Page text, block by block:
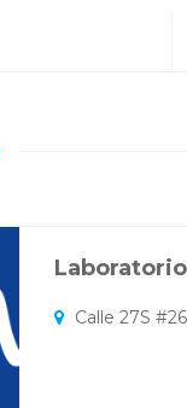
Calle 27S